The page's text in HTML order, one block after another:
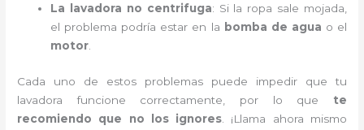
La lavadora no centrifuga: Si la ropa sale mojada,
el problema podría estar en la bomba de agua o el
motor
Cada uno de estos problemas puede impedir que tu
lavadora funcione correctamente, por lo que te
recomiendo que no los ignores. ¡Llama ahora mismo